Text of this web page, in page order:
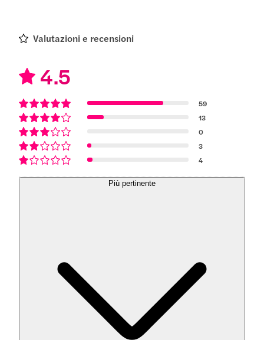
Valutazioni e recensioni
4.5
59
13
0
3
4
Più pertinente